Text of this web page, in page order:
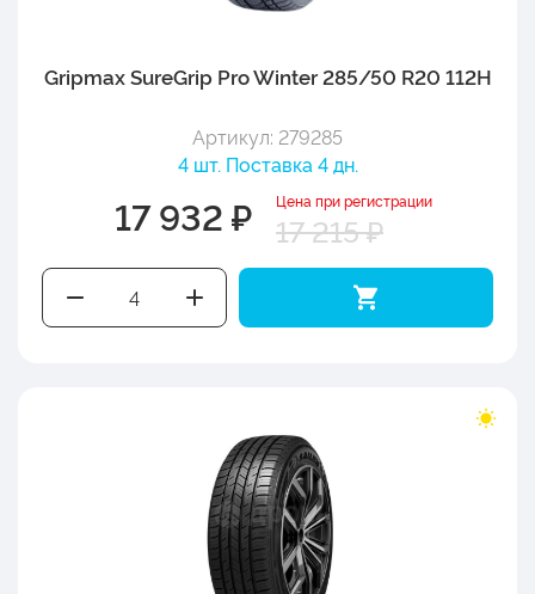
Gripmax SureGrip Pro Winter 285/50 R20 112H
Артикул: 279285
4 шт. Поставка 4 дн.
17 932 ₽ Цена при регистрации
17 215 ₽